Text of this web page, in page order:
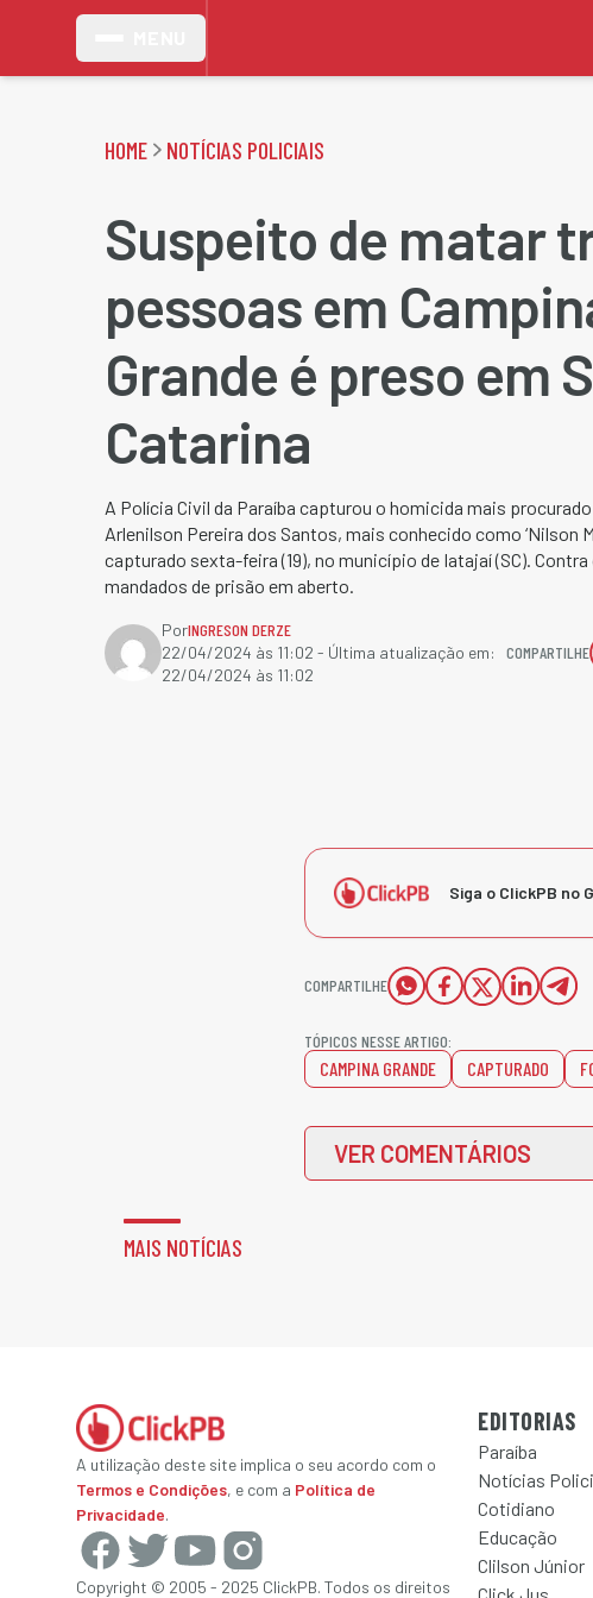
HOME NOTÍCIAS POLICIAIS
Suspeito de matar
pessoas em
Grande é preso em
Catarina
A Polícia Civil da Paraíba capturou o homicida mais procurado
Arlenilson Pereira dos Santos, mais conhecido como ‘Nilson
capturado sexta-feira (19), no município de Iatajaí (SC).
mandados de prisão em aberto.
PorINGRESON DERZE
22/04/2024 às 11:02 - Última atualização em:
22/04/2024 às 11:02
COMPARTILHE
Siga o ClickPB no
COMPARTILHE
TÓPICOS NESSE ARTIGO:
CAMPINA GRANDE CAPTURADO
VER COMENTÁRIOS
MAIS NOTÍCIAS
A utilização deste site implica o seu acordo com o
Termos e Condições, e com a Política de
Privacidade.
Copyright © 2005 - 2025 ClickPB. Todos os direitos
EDITORIAS
Paraíba
Notícias
Cotidiano
Educação
Clilson Júnior